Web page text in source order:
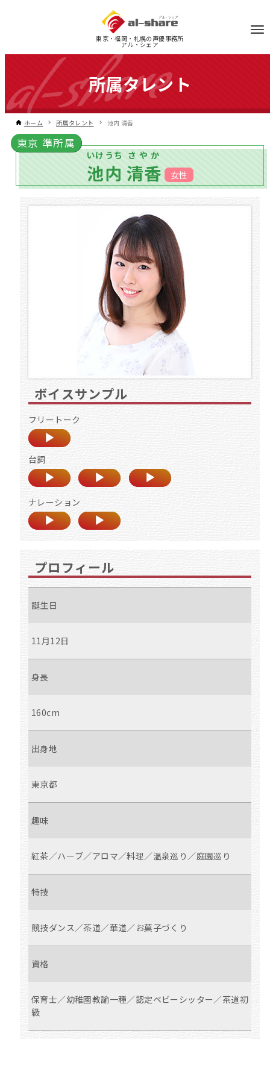
東京・福岡・札幌の声優事務所
アル・シェア
所属タレント
ホーム 所属タレント 池内 清香
東京 準所属
池内
いけうち
清香
さやか
女性
ボイスサンプル
フリートーク
台詞
ナレーション
プロフィール
誕生日
11月12日
身長
160cm
出身地
東京都
趣味
紅茶／ハーブ／アロマ／料理／温泉巡り／庭園巡り
特技
競技ダンス／茶道／華道／お菓子づくり
資格
保育士／幼稚園教諭一種／認定ベビーシッター／茶道初
級